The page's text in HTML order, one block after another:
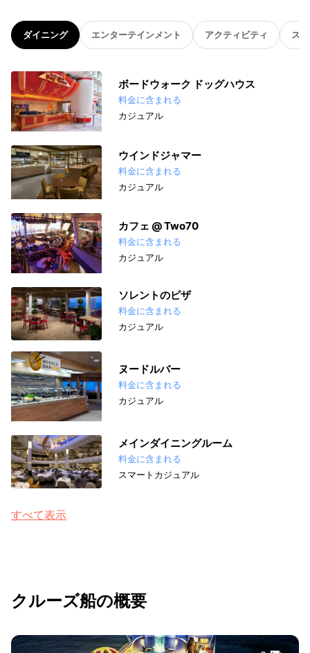
ダイニング エンターテインメント アクティビティ ス
ボードウォーク ドッグハウス
料金に含まれる
カジュアル
ウインドジャマー
料金に含まれる
カジュアル
カフェ @ Two70
料金に含まれる
カジュアル
ソレントのピザ
料金に含まれる
カジュアル
ヌードルバー
料金に含まれる
カジュアル
メインダイニングルーム
料金に含まれる
スマートカジュアル
すべて表示
クルーズ船の概要